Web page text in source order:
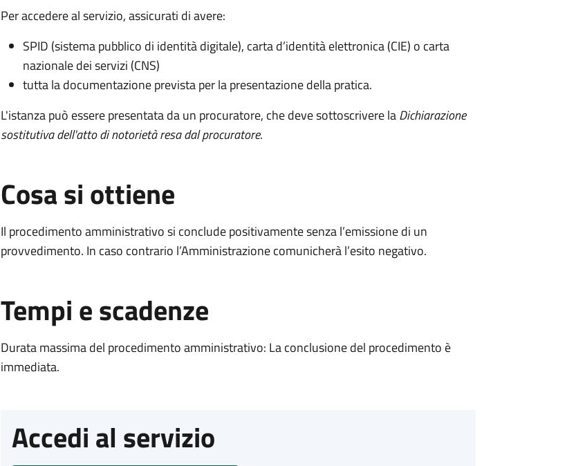
Per accedere al servizio, assicurati di avere:
SPID (sistema pubblico di identità digitale), carta d’identità elettronica (CIE) o carta
nazionale dei servizi (CNS)
tutta la documentazione prevista per la presentazione della pratica.
L'istanza può essere presentata da un procuratore, che deve sottoscrivere laDichiarazione
sostitutiva dell'atto di notorietà resa dal procuratore.
Cosa si ottiene
Il procedimento amministrativo si conclude positivamente senza l’emissione di un
provvedimento. In caso contrario l’Amministrazione comunicherà l’esito negativo.
Tempi e scadenze
Durata massima del procedimento amministrativo: La conclusione del procedimento è
immediata.
Accedi al servizio